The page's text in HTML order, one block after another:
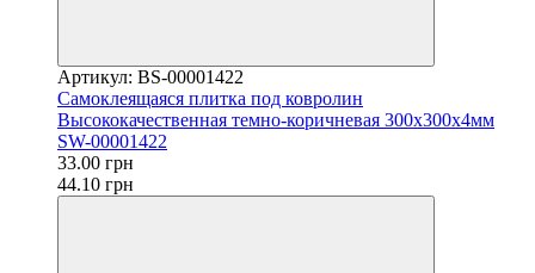
Артикул: BS-00001422
Самоклеящаяся плитка под ковролин
Высококачественная темно-коричневая 300х300х4мм
SW-00001422
33.00 грн
44.10 грн